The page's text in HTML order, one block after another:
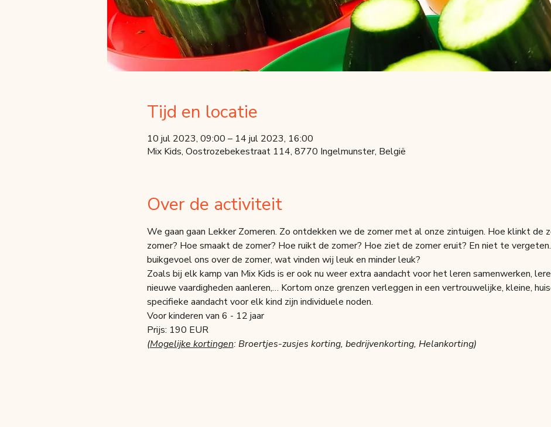
Tijd en locatie
10 jul 2023, 09:00 – 14 jul 2023, 16:00
Mix Kids, Oostrozebekestraat 114, 8770 Ingelmunster, België
Over de activiteit
We gaan gaan Lekker Zomeren. Zo ontdekken we de zomer met al onze zintuigen. Hoe klinkt de
zomer? Hoe smaakt de zomer? Hoe ruikt de zomer? Hoe ziet de zomer eruit? En niet te
buikgevoel ons over de zomer, wat vinden wij leuk en minder leuk?
Zoals bij elk kamp van Mix Kids is er ook nu weer extra aandacht voor het leren samenwerken,
nieuwe vaardigheden aanleren,… Kortom onze grenzen verleggen in een vertrouwelijke, kleine,
specifieke aandacht voor elk kind zijn individuele noden.
Voor kinderen van 6 - 12 jaar
Prijs: 190 EUR
(Mogelijke kortingen: Broertjes-zusjes korting, bedrijvenkorting, Helankorting)